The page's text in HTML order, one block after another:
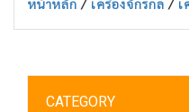
หน้าหลัก / เครื่องจักรกล /
CATEGORY